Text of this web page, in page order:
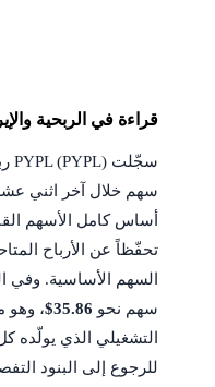
قراءة في الربحية
سجّلت PYPL (PYPL) ربحية مخفّفة قدرها
سهم خلال آخر اثني
أساس كامل الأسهم
تحفّظاً عن الأرباح
السهم الأساسية. وفي
سهم نحو $35.86، وهو
التشغيلي الذي يولّده
للرجوع إلى البنود